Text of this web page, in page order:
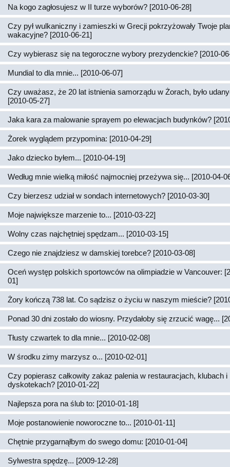
Na kogo zagłosujesz w II turze wyborów? [2010-06-28]
Czy pył wulkaniczny i zamieszki w Grecji pokrzyżowały Twoje
wakacyjne? [2010-06-21]
Czy wybierasz się na tegoroczne wybory prezydenckie? [2010-
Mundial to dla mnie... [2010-06-07]
Czy uważasz, że 20 lat istnienia samorządu w Żorach, było
[2010-05-27]
Jaka kara za malowanie sprayem po elewacjach budynków?
Żorek wyglądem przypomina: [2010-04-29]
Jako dziecko byłem... [2010-04-19]
Według mnie wielką miłość najmocniej przeżywa się... [2010-04-
Czy bierzesz udział w sondach internetowych? [2010-03-30]
Moje największe marzenie to... [2010-03-22]
Wolny czas najchętniej spędzam... [2010-03-15]
Czego nie znajdziesz w damskiej torebce? [2010-03-08]
Oceń występ polskich sportowców na olimpiadzie w Vancouver:
01]
Żory kończą 738 lat. Co sądzisz o życiu w naszym mieście?
Ponad 30 dni zostało do wiosny. Przydałoby się zrzucić wagę...
Tłusty czwartek to dla mnie... [2010-02-08]
W środku zimy marzysz o... [2010-02-01]
Czy popierasz całkowity zakaz palenia w restauracjach, klubach i
dyskotekach? [2010-01-22]
Najlepsza pora na ślub to: [2010-01-18]
Moje postanowienie noworoczne to... [2010-01-11]
Chętnie przygarnąłbym do swego domu: [2010-01-04]
Sylwestra spędzę... [2009-12-28]